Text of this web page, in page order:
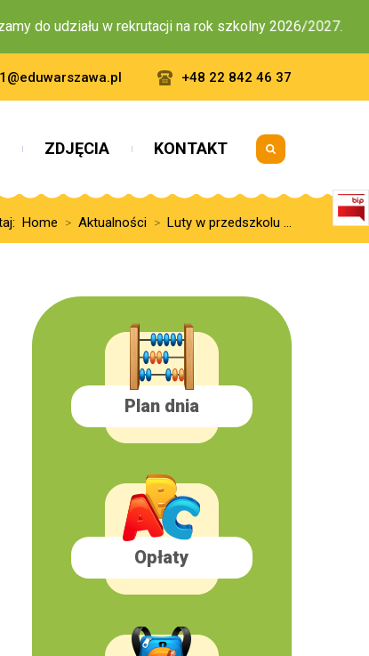
do udziału w rekrutacji na rok szkolny 2026/2027.
+48 22 842 46 37
ZDJĘCIA KONTAKT
Home > Aktualności > Luty w przedszkolu ...
Plan dnia
Opłaty